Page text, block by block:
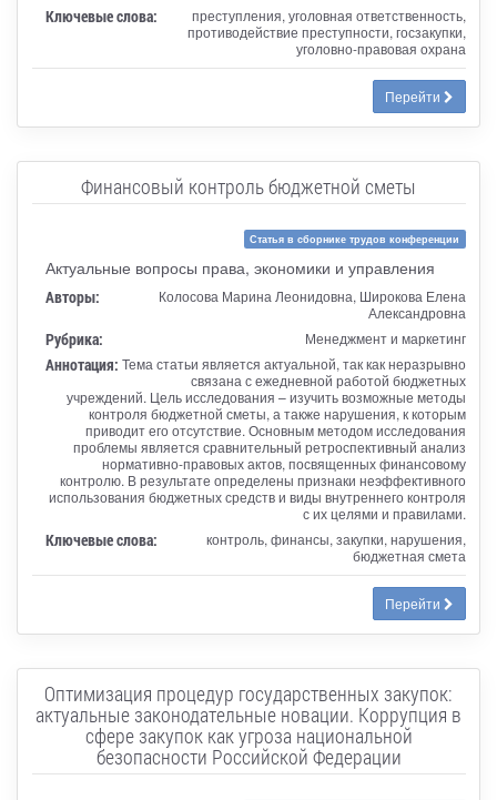
Ключевые слова:
преступления, уголовная ответственность,
противодействие преступности, госзакупки,
уголовно-правовая охрана
Перейти
Финансовый контроль бюджетной сметы
Статья в сборнике трудов конференции
Актуальные вопросы права, экономики и управления
Авторы:
Колосова Марина Леонидовна, Широкова Елена
Александровна
Рубрика: Менеджмент и маркетинг
Аннотация: Тема статьи является актуальной, так как неразрывно
связана с ежедневной работой бюджетных
учреждений. Цель исследования – изучить возможные методы
контроля бюджетной сметы, а также нарушения, к которым
приводит его отсутствие. Основным методом исследования
проблемы является сравнительный ретроспективный анализ
нормативно-правовых актов, посвященных финансовому
контролю. В результате определены признаки неэффективного
использования бюджетных средств и виды внутреннего контроля
с их целями и правилами.
Ключевые слова:
контроль, финансы, закупки, нарушения,
бюджетная смета
Перейти
Оптимизация процедур государственных закупок:
актуальные законодательные новации. Коррупция в
сфере закупок как угроза национальной
безопасности Российской Федерации